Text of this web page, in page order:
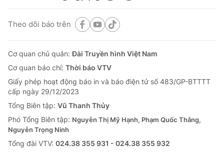
Theo dõi báo trên
Cơ quan chủ quản:Đài Truyền hình Việt Nam
Cơ quan báo chí: Thời báo VTV
Giấy phép hoạt động báo in và báo điện tử số 483/GP-BTTTT
cấp ngày 29/12/2023
Tổng Biên tập: Vũ Thanh Thủy
Phó Tổng Biên tập: Nguyễn Thị Mỹ Hạnh, Phạm Quốc Thắng,
Nguyễn Trọng Ninh
Tổng đài VTV: 024.38 355 931 - 024.38 355 932